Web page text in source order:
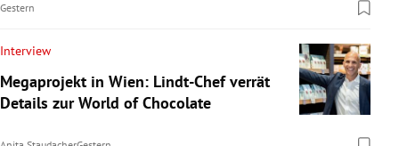
Gestern
Interview
Megaprojekt in Wien: Lindt-Chef verrät
Details zur World of Chocolate